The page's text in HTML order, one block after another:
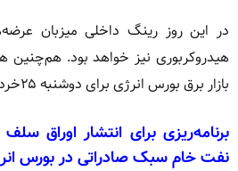
در این روز رینگ داخلی میزبان
هیدروکربوری نیز خواهد بود. هم‌چنین
بازار برق بورس انرژی برای دوشنبه ۲۵خرداد نیز پرعرضه خواهد بود.
برنامه‌ریزی برای انتشار اوراق سلف
نفت خام سبک صادراتی در بورس